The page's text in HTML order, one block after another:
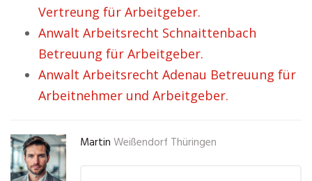
Vertreung für Arbeitgeber.
Anwalt Arbeitsrecht Schnaittenbach
Betreuung für Arbeitgeber.
Anwalt Arbeitsrecht Adenau Betreuung für
Arbeitnehmer und Arbeitgeber.
Martin Weißendorf Thüringen